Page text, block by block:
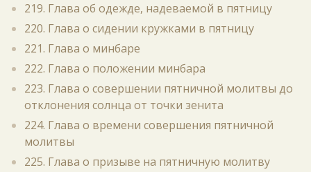
219. Глава об одежде, надеваемой в пятницу
220. Глава о сидении кружками в пятницу
221. Глава о минбаре
222. Глава о положении минбара
223. Глава о совершении пятничной молитвы до
отклонения солнца от точки зенита
224. Глава о времени совершения пятничной
молитвы
225. Глава о призыве на пятничную молитву